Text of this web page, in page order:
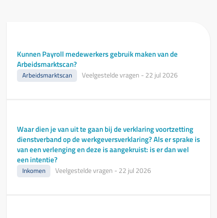
Kunnen Payroll medewerkers gebruik maken van de
Arbeidsmarktscan?
Arbeidsmarktscan Veelgestelde vragen - 22 jul 2026
Waar dien je van uit te gaan bij de verklaring voortzetting
dienstverband op de werkgeversverklaring? Als er sprake is
van een verlenging en deze is aangekruist: is er dan wel
een intentie?
Inkomen Veelgestelde vragen - 22 jul 2026